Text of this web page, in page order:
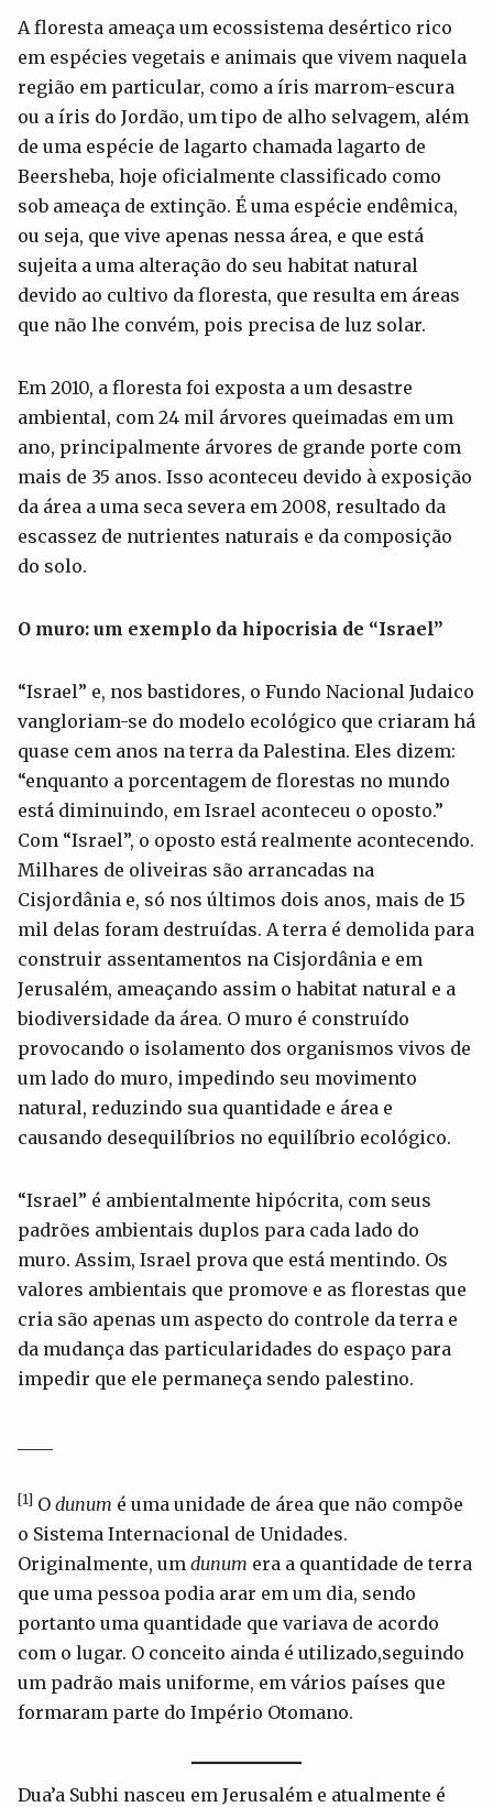
A floresta ameaça um ecossistema desértico rico
em espécies vegetais e animais que vivem naquela
região em particular, como a íris marrom-escura
ou a íris do Jordão, um tipo de alho selvagem, além
de uma espécie de lagarto chamada lagarto de
Beersheba, hoje oficialmente classificado como
sob ameaça de extinção. É uma espécie endêmica,
ou seja, que vive apenas nessa área, e que está
sujeita a uma alteração do seu habitat natural
devido ao cultivo da floresta, que resulta em áreas
que não lhe convém, pois precisa de luz solar.
Em 2010, a floresta foi exposta a um desastre
ambiental, com 24 mil árvores queimadas em um
ano, principalmente árvores de grande porte com
mais de 35 anos. Isso aconteceu devido à exposição
da área a uma seca severa em 2008, resultado da
escassez de nutrientes naturais e da composição
do solo.
O muro: um exemplo da hipocrisia de “Israel”
“Israel” e, nos bastidores, o Fundo Nacional Judaico
vangloriam-se do modelo ecológico que criaram há
quase cem anos na terra da Palestina. Eles dizem:
“enquanto a porcentagem de florestas no mundo
está diminuindo, em Israel aconteceu o oposto.”
Com “Israel”, o oposto está realmente acontecendo.
Milhares de oliveiras são arrancadas na
Cisjordânia e, só nos últimos dois anos, mais de 15
mil delas foram destruídas. A terra é demolida para
construir assentamentos na Cisjordânia e em
Jerusalém, ameaçando assim o habitat natural e a
biodiversidade da área. O muro é construído
provocando o isolamento dos organismos vivos de
um lado do muro, impedindo seu movimento
natural, reduzindo sua quantidade e área e
causando desequilíbrios no equilíbrio ecológico.
“Israel” é ambientalmente hipócrita, com seus
padrões ambientais duplos para cada lado do
muro. Assim, Israel prova que está mentindo. Os
valores ambientais que promove e as florestas que
cria são apenas um aspecto do controle da terra e
da mudança das particularidades do espaço para
impedir que ele permaneça sendo palestino.
[1] O dunum é uma unidade de área que não compõe
o Sistema Internacional de Unidades.
Originalmente, um dunum era a quantidade de terra
que uma pessoa podia arar em um dia, sendo
portanto uma quantidade que variava de acordo
com o lugar. O conceito ainda é utilizado,seguindo
um padrão mais uniforme, em vários países que
formaram parte do Império Otomano.
Dua’a Subhi nasceu em Jerusalém e atualmente é